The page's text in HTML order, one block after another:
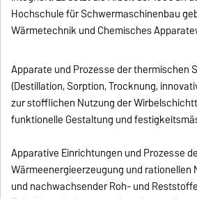
Hochschule für Schwermaschinenbau
Wärmetechnik und Chemisches
Apparate und Prozesse der thermischen
(Destillation, Sorption, Trocknung,
zur stofflichen Nutzung der
funktionelle Gestaltung und
Apparative Einrichtungen und Prozesse
Wärmeenergieerzeugung und
und nachwachsender Roh- und